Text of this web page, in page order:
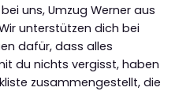
uns, Umzug Werner aus
unterstützen dich bei
dafür, dass alles
du nichts vergisst, haben
zusammengestellt, die